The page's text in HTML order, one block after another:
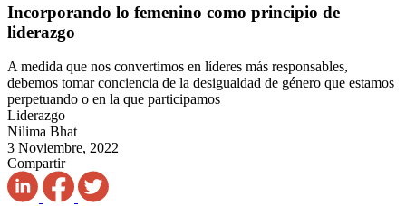
Incorporando lo femenino como principio de
liderazgo
A medida que nos convertimos en líderes más responsables,
debemos tomar conciencia de la desigualdad de género que estamos
perpetuando o en la que participamos
Liderazgo
Nilima Bhat
3 Noviembre, 2022
Compartir